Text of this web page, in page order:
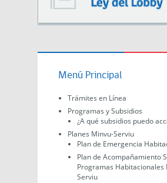
Menú Principal
Trámites en Línea
Programas y Subsidios
¿A qué subsidios puedo
Planes Minvu-Serviu
Plan de Emergencia
Plan de Acompañamiento
Programas Habitacionales
Serviu